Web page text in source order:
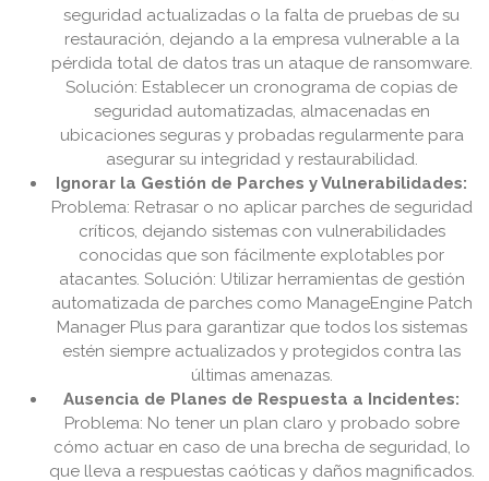
seguridad actualizadas o la falta de pruebas de su
restauración, dejando a la empresa vulnerable a la
pérdida total de datos tras un ataque de ransomware.
Solución: Establecer un cronograma de copias de
seguridad automatizadas, almacenadas en
ubicaciones seguras y probadas regularmente para
asegurar su integridad y restaurabilidad.
Ignorar la Gestión de Parches y Vulnerabilidades:
Problema: Retrasar o no aplicar parches de seguridad
críticos, dejando sistemas con vulnerabilidades
conocidas que son fácilmente explotables por
atacantes. Solución: Utilizar herramientas de gestión
automatizada de parches como ManageEngine Patch
Manager Plus para garantizar que todos los sistemas
estén siempre actualizados y protegidos contra las
últimas amenazas.
Ausencia de Planes de Respuesta a Incidentes:
Problema: No tener un plan claro y probado sobre
cómo actuar en caso de una brecha de seguridad, lo
que lleva a respuestas caóticas y daños magnificados.